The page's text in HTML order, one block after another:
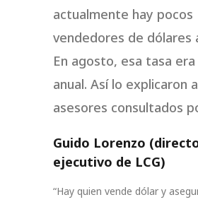
actualmente hay pocos
vendedores de dólares
En agosto, esa tasa era
anual. Así lo explicaron
asesores consultados
Guido Lorenzo
ejecutivo de LCG)
“Hay quien vende dólar y